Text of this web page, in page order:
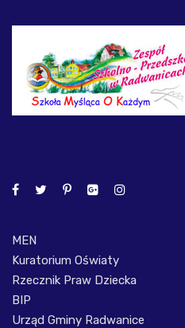
MEN
Kuratorium Oświaty
Rzecznik Praw Dziecka
BIP
Urząd Gminy Radwanice